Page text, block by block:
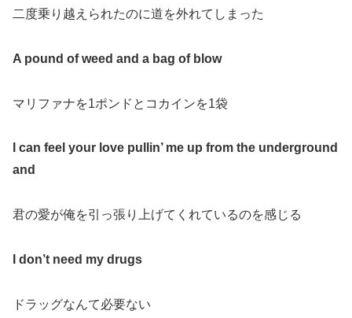
二度乗り越えられたのに道を外れてしまった
A pound of weed and a bag of blow
マリファナを1ポンドとコカインを1袋
I can feel your love pullin’ me up from the underground
and
君の愛が俺を引っ張り上げてくれているのを感じる
I don’t need my drugs
ドラッグなんて必要ない